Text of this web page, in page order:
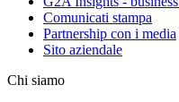
Comunicati stampa
Partnership con i media
Sito aziendale
Chi siamo